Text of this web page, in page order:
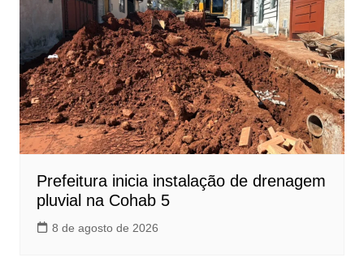
Prefeitura inicia instalação de drenagem
pluvial na Cohab 5
8 de agosto de 2026